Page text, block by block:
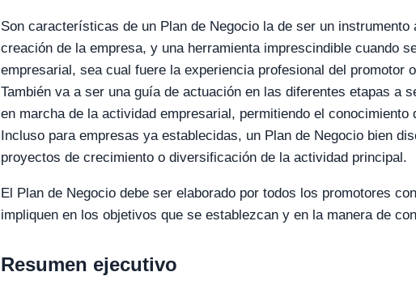
Son características de un Plan de Negocio la de ser un
creación de la empresa, y una herramienta imprescindible cuando
empresarial, sea cual fuere la experiencia profesional del promotor
También va a ser una guía de actuación en las diferentes etapas a
en marcha de la actividad empresarial, permitiendo el
Incluso para empresas ya establecidas, un Plan de Negocio bien
proyectos de crecimiento o diversificación de la actividad principal.
El Plan de Negocio debe ser elaborado por todos los promotores
impliquen en los objetivos que se establezcan y en la manera de
Resumen ejecutivo